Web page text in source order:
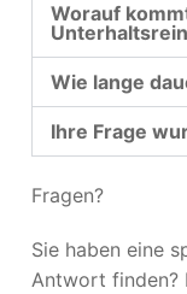
Worauf
Wie lange
Ihre Frage
Fragen?
Sie haben eine
Antwort finden?